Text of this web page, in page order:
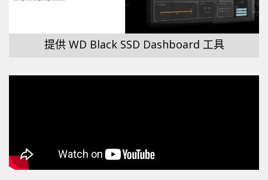
提供 WD Black SSD Dashboard 工具